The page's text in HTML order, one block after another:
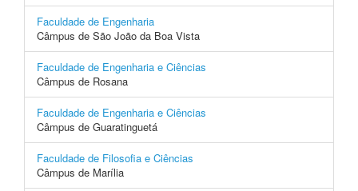
Faculdade de Engenharia
Câmpus de São João da Boa Vista
Faculdade de Engenharia e Ciências
Câmpus de Rosana
Faculdade de Engenharia e Ciências
Câmpus de Guaratinguetá
Faculdade de Filosofia e Ciências
Câmpus de Marília